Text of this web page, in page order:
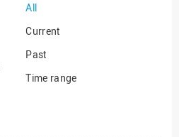
All
Current
Past
Time range